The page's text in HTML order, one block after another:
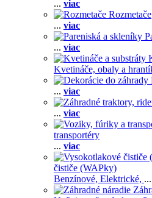
... viac
Rozmetače
... viac
... viac
Kvetináče, obaly a
... viac
... viac
transportéry
... viac
čističe (WAPky)
Benzínové, Elektrické, ...